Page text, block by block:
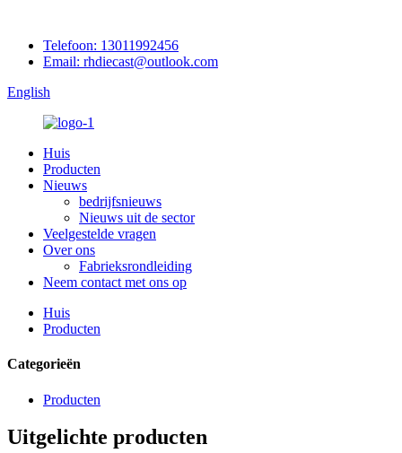
Telefoon: 13011992456
Email: rhdiecast@outlook.com
English
Huis
Producten
Nieuws
bedrijfsnieuws
Nieuws uit de sector
Veelgestelde vragen
Over ons
Fabrieksrondleiding
Neem contact met ons op
Huis
Producten
Categorieën
Producten
Uitgelichte producten